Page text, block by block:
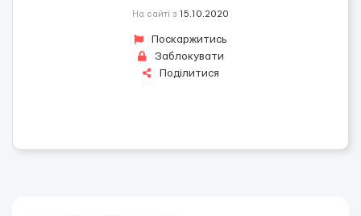
На сайті з 15.10.2020
Поскаржитись
Заблокувати
Поділитися